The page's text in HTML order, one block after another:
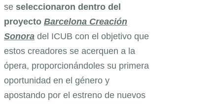
se seleccionaron dentro del
proyecto Barcelona Creación
Sonora del ICUB con el objetivo que
estos creadores se acerquen a la
ópera, proporcionándoles su primera
oportunidad en el género y
apostando por el estreno de nuevos